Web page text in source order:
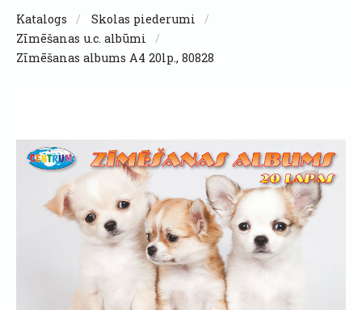
Katalogs
Skolas piederumi
Zīmēšanas u.c. albūmi
Zīmēšanas albums A4 20lp., 80828